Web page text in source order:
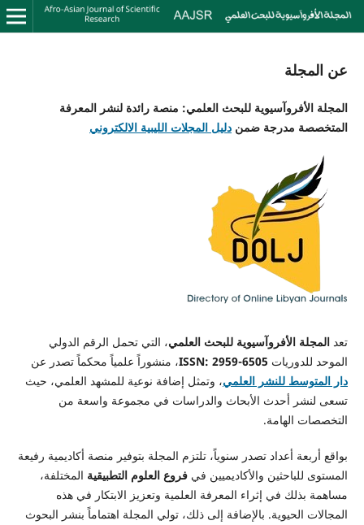
عن المجلة
المجلة الأفروآسيوية للبحث العلمي: منصة رائدة لنشر المعرفة
المتخصصة مدرجة ضمن دليل المجلات الليبية الالكتروني
تعد المجلة الأفروآسيوية للبحث العلمي، التي تحمل الرقم الدولي
الموحد للدوريات ISSN: 2959-6505، منشوراً علمياً محكماً تصدر عن
دار المتوسط للنشر العلمي، وتمثل إضافة نوعية للمشهد العلمي، حيث
تسعى لنشر أحدث الأبحاث والدراسات في مجموعة واسعة من
التخصصات الهامة.
بواقع أربعة أعداد تصدر سنوياً، تلتزم المجلة بتوفير منصة أكاديمية رفيعة
المستوى للباحثين والأكاديميين في فروع العلوم التطبيقية المختلفة،
مساهمة بذلك في إثراء المعرفة العلمية وتعزيز الابتكار في هذه
المجالات الحيوية. بالإضافة إلى ذلك، تولي المجلة اهتماماً بنشر البحوث